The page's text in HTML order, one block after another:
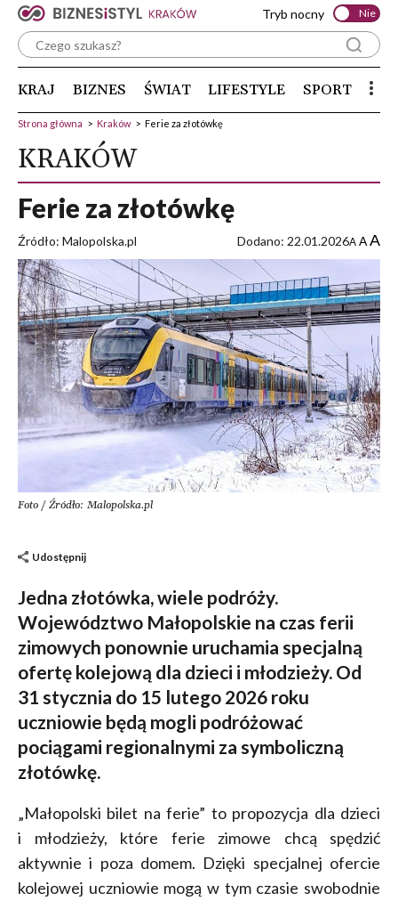
Tryb nocny Nie
KRAJ BIZNES ŚWIAT LIFESTYLE SPORT
Strona główna > Kraków > Ferie za złotówkę
KRAKÓW
Ferie za złotówkę
Źródło: Malopolska.pl Dodano: 22.01.2026A AA
Foto / Źródło: Malopolska.pl
Udostępnij
Jedna złotówka, wiele podróży.
Województwo Małopolskie na czas ferii
zimowych ponownie uruchamia specjalną
ofertę kolejową dla dzieci i młodzieży. Od
31 stycznia do 15 lutego 2026 roku
uczniowie będą mogli podróżować
pociągami regionalnymi za symboliczną
złotówkę.
„Małopolski bilet na ferie” to propozycja dla dzieci
i młodzieży, które ferie zimowe chcą spędzić
aktywnie i poza domem. Dzięki specjalnej ofercie
kolejowej uczniowie mogą w tym czasie swobodnie